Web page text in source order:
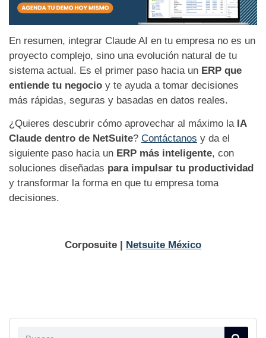
En resumen, integrar Claude AI en tu empresa no es un
proyecto complejo, sino una evolución natural de tu
sistema actual. Es el primer paso hacia un ERP que
entiende tu negocio y te ayuda a tomar decisiones
más rápidas, seguras y basadas en datos reales.
¿Quieres descubrir cómo aprovechar al máximo laIA
Claude dentro de NetSuite? Contáctanos y da el
siguiente paso hacia un ERP más inteligente, con
soluciones diseñadas para impulsar tu productividad
y transformar la forma en que tu empresa toma
decisiones.
Corposuite | Netsuite México